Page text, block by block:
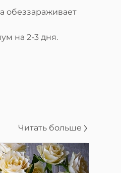
обеззараживает
на 2-3 дня.
Читать больше